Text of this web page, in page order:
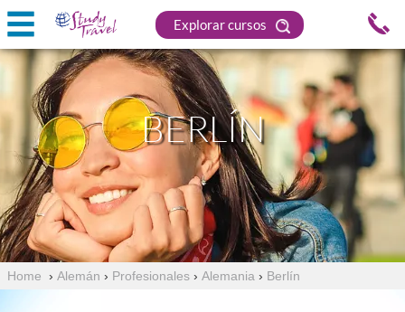
Explorar cursos
BERLÍN
Home › Alemán › Profesionales › Alemania › Berlín